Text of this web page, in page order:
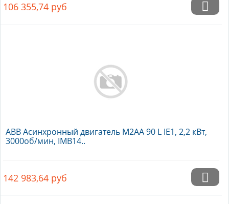
106 355,74 руб
ABB Асинхронный двигатель M2AA 90 L IE1, 2,2 кВт,
3000об/мин, IMB14..
142 983,64 руб